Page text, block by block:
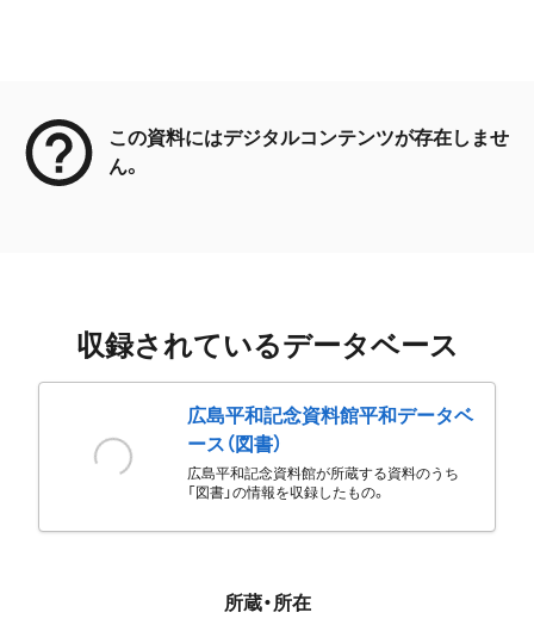
この資料にはデジタルコンテンツが存在しませ
ん。
収録されているデータベース
広島平和記念資料館平和データベ
ース（図書）
広島平和記念資料館が所蔵する資料のうち
「図書」の情報を収録したもの。
所蔵・所在